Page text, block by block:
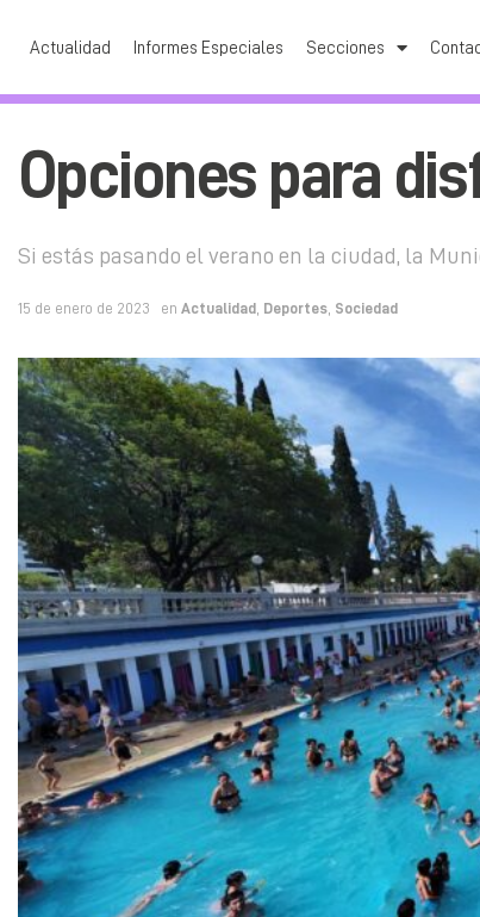
Actualidad Informes Especiales Secciones
Opciones para
Si estás pasando el verano en la ciudad, la
15 de enero de 2023 en Actualidad Deportes Sociedad